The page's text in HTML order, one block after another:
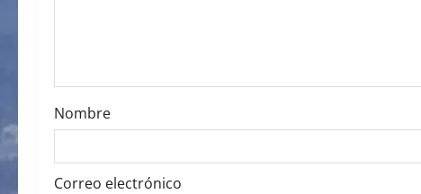
o
n
Nombre
Correo electrónico